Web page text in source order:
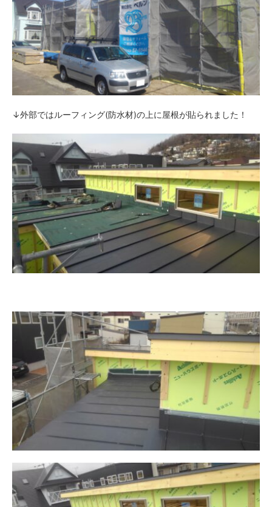
↓外部ではルーフィング(防水材)の上に屋根が貼られました！